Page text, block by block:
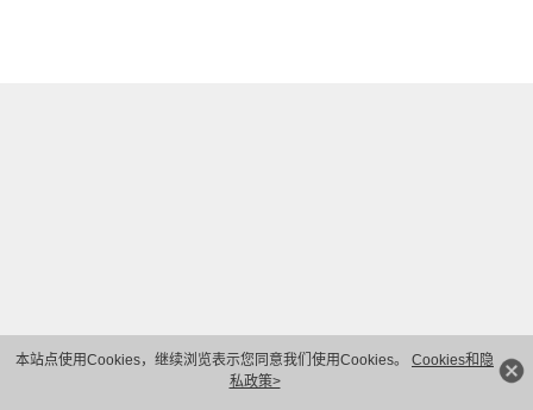
本站点使用Cookies，继续浏览表示您同意我们使用Cookies。 Cookies和隐
私政策>